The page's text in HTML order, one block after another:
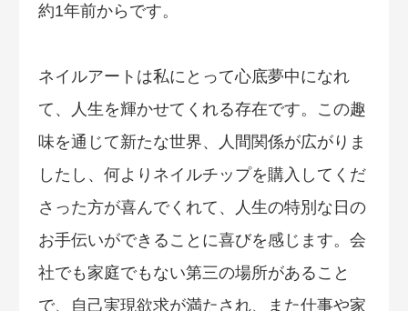
約1年前からです。
ネイルアートは私にとって心底夢中になれ
て、人生を輝かせてくれる存在です。この趣
味を通じて新たな世界、人間関係が広がりま
したし、何よりネイルチップを購入してくだ
さった方が喜んでくれて、人生の特別な日の
お手伝いができることに喜びを感じます。会
社でも家庭でもない第三の場所があること
で、自己実現欲求が満たされ、また仕事や家